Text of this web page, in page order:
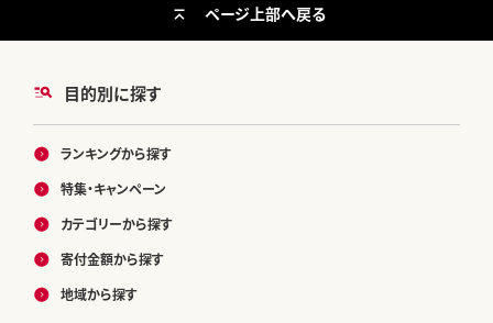
目的別に探す
ランキングから探す
特集・キャンペーン
カテゴリーから探す
寄付金額から探す
地域から探す
ページ上部へ戻る